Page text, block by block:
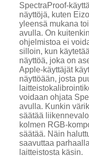
SpectraProof-
näyttöjä, kuten
yleensä mukana
avulla. On
ohjelmistoa ei
silloin, kun
näyttöä, joka on
Apple-käyttäjät
näyttöään, josta
voidaan ohjata
avulla. Kunkin
säätää
kolmen RGB-
säätää. Näin
saavuttaa
laitteistosta käsin.